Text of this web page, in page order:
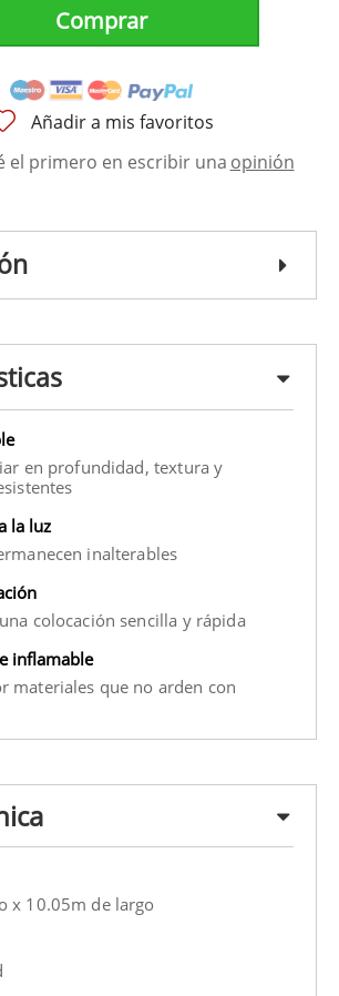
Comprar
Añadir a mis favoritos
el primero en escribir una opinión
en profundidad, textura y
la luz
inalterables
colocación sencilla y rápida
inflamable
materiales que no arden con
x 10.05m de largo